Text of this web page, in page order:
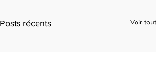
Posts récents Voir tout